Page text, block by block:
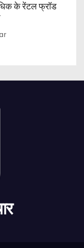
के रेंटल फ्रॉड